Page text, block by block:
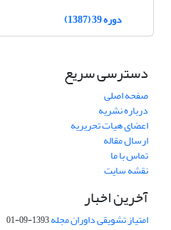
دوره 39 (1387)
دسترسی سریع
صفحه اصلی
درباره نشریه
اعضای هیات تحریریه
ارسال مقاله
تماس با ما
نقشه سایت
آخرین اخبار
امتیاز تشویقی داوران مجله1393-09-01